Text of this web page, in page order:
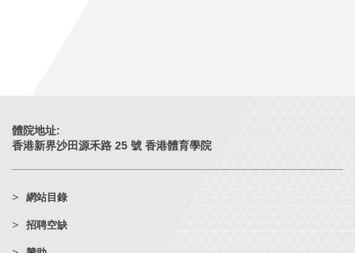
體院地址:
香港新界沙田源禾路 25 號 香港體育學院
網站目錄
招聘空缺